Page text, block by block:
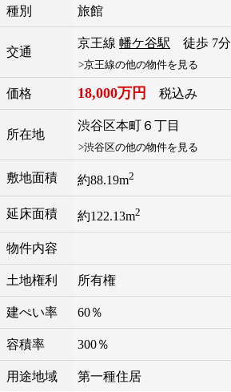
種別 旅館
交通
京王線 幡ケ谷駅 徒歩 7分
>京王線の他の物件を見る
価格 18,000万円 税込み
所在地
渋谷区本町 ６丁目
>渋谷区の他の物件を見る
敷地面積 約88.19m2
延床面積 約122.13m2
物件内容
土地権利 所有権
建ぺい率 60％
容積率 300％
用途地域 第一種住居